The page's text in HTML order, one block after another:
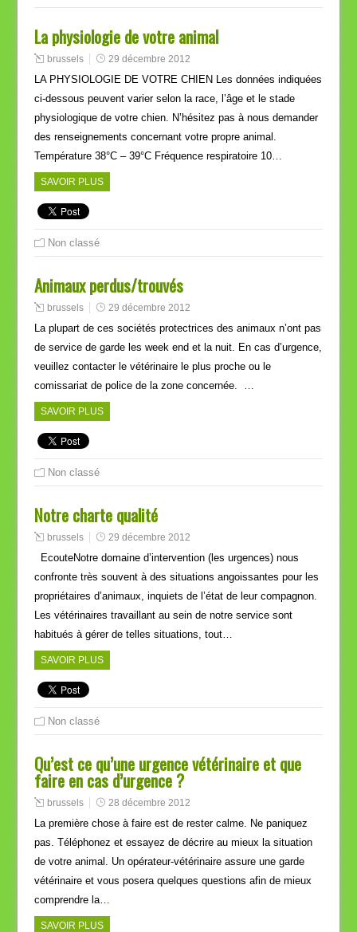
La physiologie de votre animal
brussels 29 décembre 2012
LA PHYSIOLOGIE DE VOTRE CHIEN Les données indiquées
ci-dessous peuvent varier selon la race, l’âge et le stade
physiologique de votre chien. N’hésitez pas à nous demander
des renseignements concernant votre propre animal.
Température 38°C – 39°C Fréquence respiratoire 10…
SAVOIR PLUS
Non classé
Animaux perdus/trouvés
brussels 29 décembre 2012
La plupart de ces sociétés protectrices des animaux n’ont pas
de service de garde les week end et la nuit. En cas d’urgence,
veuillez contacter le vétérinaire le plus proche ou le
comissariat de police de la zone concernée. …
SAVOIR PLUS
Non classé
Notre charte qualité
brussels 29 décembre 2012
EcouteNotre domaine d’intervention (les urgences) nous
confronte très souvent à des situations angoissantes pour les
propriétaires d’animaux, inquiets de l’état de leur compagnon.
Les vétérinaires travaillant au sein de notre service sont
habitués à gérer de telles situations, tout…
SAVOIR PLUS
Non classé
Qu’est ce qu’une urgence vétérinaire et que
faire en cas d’urgence ?
brussels 28 décembre 2012
La première chose à faire est de rester calme. Ne paniquez
pas. Téléphonez et essayez de décrire au mieux la situation
de votre animal. Un opérateur-vétérinaire assure une garde
vétérinaire et vous posera quelques questions afin de mieux
comprendre la…
SAVOIR PLUS